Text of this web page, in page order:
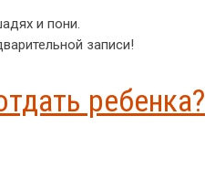
и пони.
записи!
ребенка?